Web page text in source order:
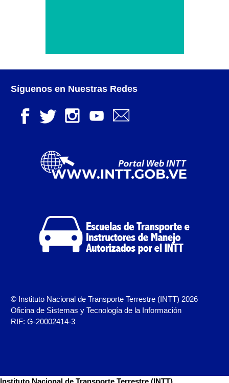
renovación de autorización de medio publicitario fijo.
renovación de medio publicitario fijo.
Noticias
Otorgamiento de autorización para
publicidad en vehículos.
(RUTAS SUB URBANAS-INTERURBANAS) – Frecuentes
Pago Electrónico de Trámites en Línea
Planilla Única de Trámite
Registro Original de Licencia de Conducir Tercer
Síguenos en Nuestras Redes
© Instituto Nacional de Transporte Terrestre (INTT) 2026
Oficina de Sistemas y Tecnología de la Información
RIF: G-20002414-3
Instituto Nacional de Transporte Terrestre (INTT)